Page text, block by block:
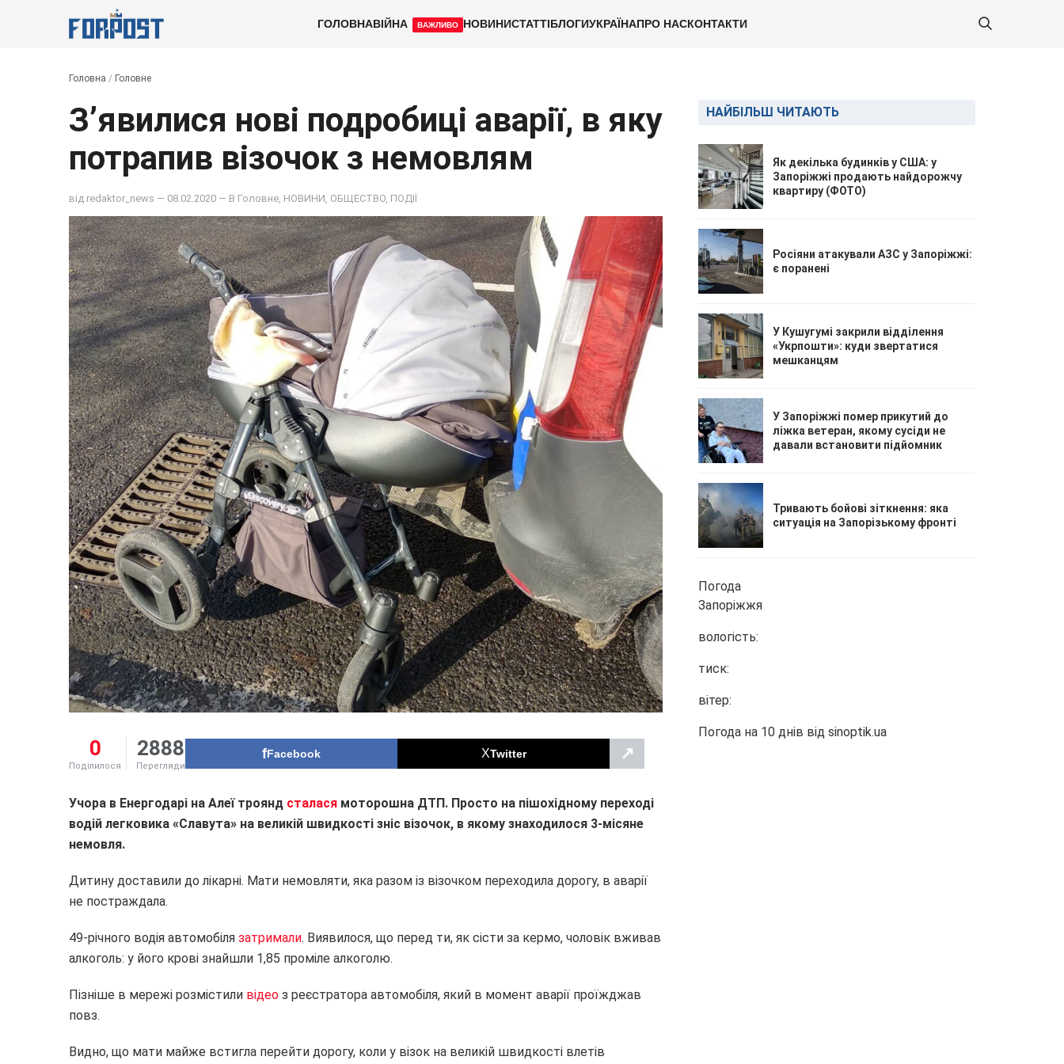
ГОЛОВНАВІЙНА ВАЖЛИВО НОВИНИСТАТТІБЛОГИУКРАЇНАПРО НАСКОНТАКТИ
Головна / Головне
З’явилися нові подробиці аварії, в яку
потрапив візочок з немовлям
від redaktor_news — 08.02.2020 — В Головне НОВИНИ ОБЩЕСТВО ПОДІЇ
0
Поділилося
2888
Перегляди
Facebook Twitter ↗
Учора в Енергодарі на Алеї троянд сталася моторошна ДТП. Просто на пішохідному переході
водій легковика «Славута» на великій швидкості зніс візочок, в якому знаходилося 3-місяне
немовля.
Дитину доставили до лікарні. Мати немовляти, яка разом із візочком переходила дорогу, в аварії
не постраждала.
49-річного водія автомобіля затримали. Виявилося, що перед ти, як сісти за кермо, чоловік вживав
алкоголь: у його крові знайшли 1,85 проміле алкоголю.
Пізніше в мережі розмістили відео з реєстратора автомобіля, який в момент аварії проїжджав
повз.
Видно, що мати майже встигла перейти дорогу, коли у візок на великій швидкості влетів
НАЙБІЛЬШ ЧИТАЮТЬ
Як декілька будинків у США: у
Запоріжжі продають найдорожчу
квартиру (ФОТО)
Росіяни атакували АЗС у Запоріжжі:
є поранені
У Кушугумі закрили відділення
«Укрпошти»: куди звертатися
мешканцям
У Запоріжжі помер прикутий до
ліжка ветеран, якому сусіди не
давали встановити підйомник
Тривають бойові зіткнення: яка
ситуація на Запорізькому фронті
Погода
Запоріжжя
вологість:
тиск:
вітер:
Погода на 10 днів від sinoptik.ua